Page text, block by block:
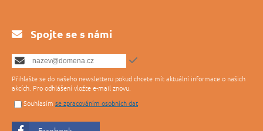
Spojte se s námi
Přihlašte se do našeho newsletteru pokud chcete mít aktuální informace o našich
akcích. Pro odhlášení vložte e-mail znovu.
Souhlasím se zpracováním osobních dat